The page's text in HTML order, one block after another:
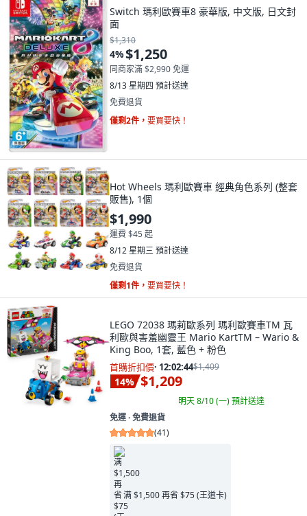
Switch 瑪利歐賽車8 豪華版, 中文版, 日文封
面
$1,310
4%$1,250
同商家滿 $2,990 免運
8/13 星期四 預計送達
免費退貨
僅剩2件， 要買要快！
Hot Wheels 瑪利歐賽車 經典角色系列 (整套
販售), 1個
$1,990
運費 $45 起
8/12 星期三預計送達
免費退貨
僅剩1件， 要買要快！
LEGO 72038 瑪莉歐系列 瑪利歐賽車TM 瓦
利歐與害羞幽靈王 Mario KartTM – Wario &
King Boo, 1套, 藍色 + 粉色
首購折扣價· 12:02:43$1,409
14% $1,209
明天 8/10 (一)預計送達
免運 ∙ 免費退貨
(41)
满 $1,500 再省 $75 (王道卡)